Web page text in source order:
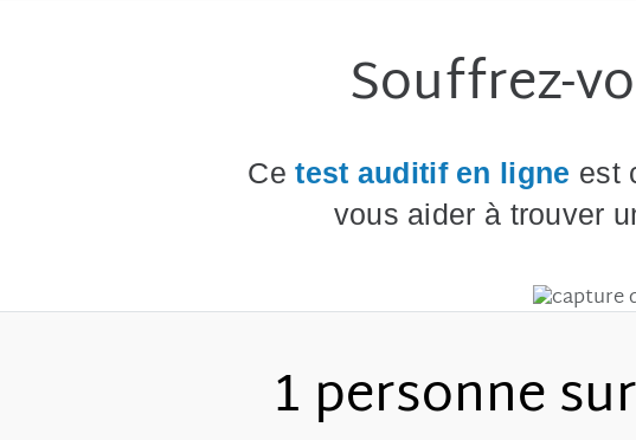
Souffrez-
Cetest auditif en ligne est
vous aider à trouver
1 personne